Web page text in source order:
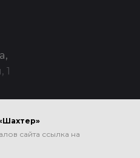
1
сайта ссылка на